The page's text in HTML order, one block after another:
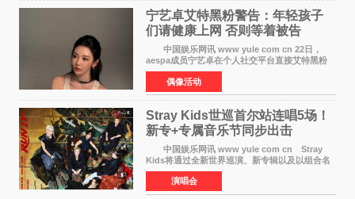
宁艺卓艾特黑粉警告：年轻孩子
们​请健康上网 否则等着被告
中国娱乐网讯 www yule com cn 22日，
aespa成员宁艺卓在个人社交平台直接艾特黑粉
账号，正面喊话回应长期以来的恶意攻击，引发
广泛关注。 宁艺卓在文中表示，自己早已注
意到部分网友持续
偶像活动
Stray Kids世巡首尔站连唱5场！
新专+专属音乐节同步出击
中国娱乐网讯 www yule com cn Stray
Kids将通过全新世界巡演、新专辑以及以组合名
义打造的专属音乐节等一系列全球活动，开启事
业发展的全新篇章。 Stray Kids将于7月25日
至26日、29日
演唱会